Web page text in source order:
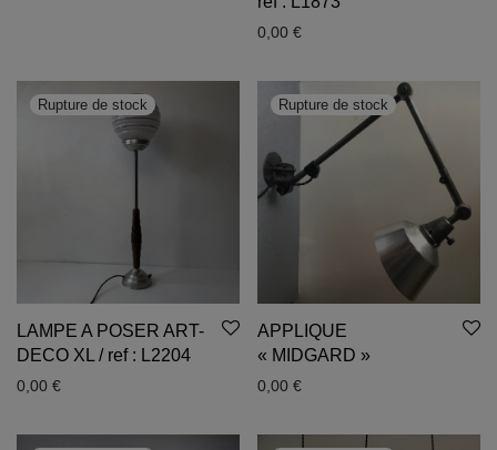
0,00 €
LAMPE A POSER ART-
DECO XL / ref : L2204
0,00 €
APPLIQUE
« MIDGARD »
0,00 €